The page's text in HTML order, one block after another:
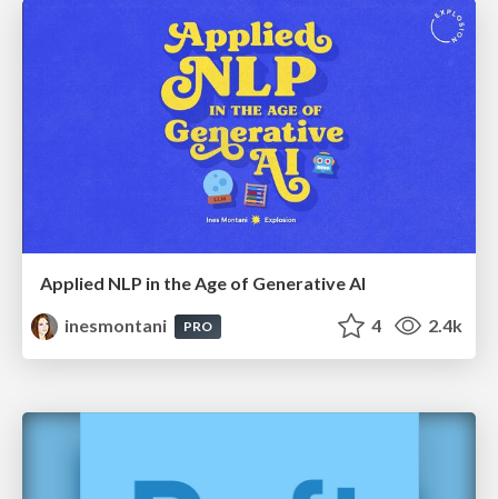
Applied NLP in the Age of Generative AI
inesmontani
PRO 4 2.4k